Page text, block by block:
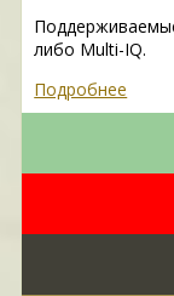
либо Multi-IQ.
Подробнее